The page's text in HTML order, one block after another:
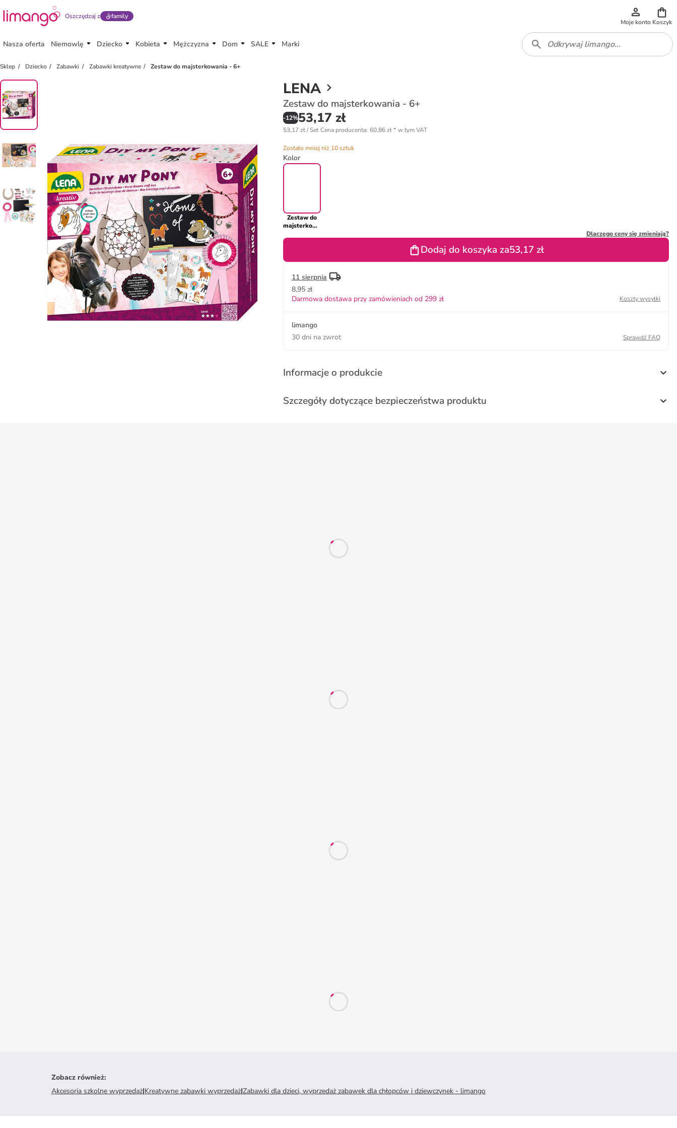
Oszczędzaj z family
Moje konto Koszyk
Nasza oferta Niemowlę Dziecko Kobieta Mężczyzna Dom SALE Marki
Sklep Dziecko Zabawki Zabawki kreatywne Zestaw do majsterkowania - 6+
LENA
Zestaw do majsterkowania - 6+
-12%53,17 zł
53,17 zł / Set Cena producenta: 60,86 zł* w tym VAT
Zostało mniej niż 10 sztuk
Kolor
Zestaw do
majsterkowania
Dlaczego ceny się zmieniają?
Dodaj do koszyka za53,17 zł
11 sierpnia
8,95 zł
Darmowa dostawa przy zamówieniach od 299 zł
Koszty wysyłki
limango
30 dni na zwrot
Sprawdź FAQ
Informacje o produkcie
Szczegóły dotyczące bezpieczeństwa produktu
Zobacz również:
Akcesoria szkolne wyprzedaż|Kreatywne zabawki wyprzedaż|Zabawki dla dzieci, wyprzedaż zabawek dla chłopców i dziewczynek - limango